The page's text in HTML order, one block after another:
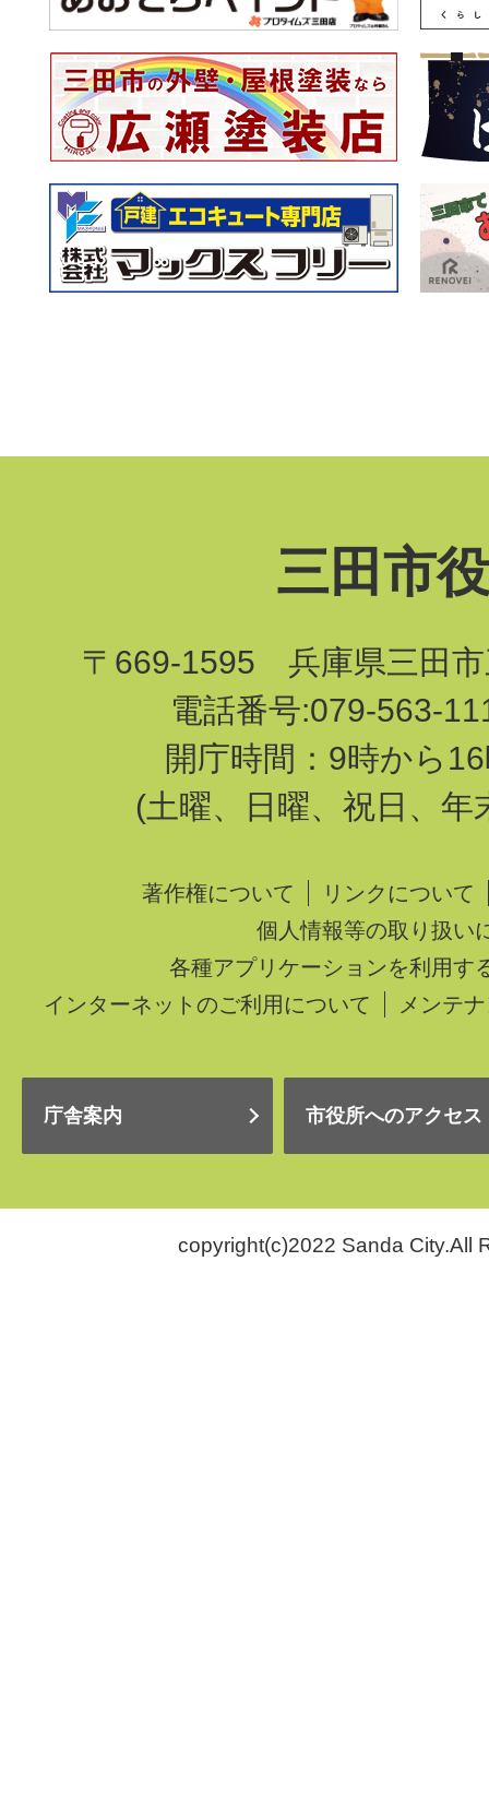
三田市
〒669-1595 兵庫県三田市
電話番号:079-563-
開庁時間：9時から
(土曜、日曜、祝日、年
著作権について
リンクについて
個人情報等の取り扱い
各種アプリケーションを利用す
インターネットのご利用について
メンテ
庁舎案内 市役所へのアクセス
copyright(c)2022 Sanda City.All